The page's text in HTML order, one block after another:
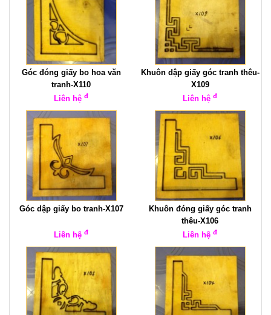
Góc đóng giấy bo hoa văn
tranh-X110
Liên hệ đ
Khuôn dập giấy góc tranh thêu-
X109
Liên hệ đ
Góc dập giấy bo tranh-X107
Liên hệ đ
Khuôn đóng giấy góc tranh
thêu-X106
Liên hệ đ